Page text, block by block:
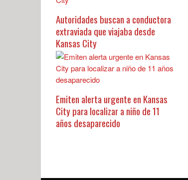
Autoridades buscan a conductora
extraviada que viajaba desde
Kansas City
Emiten alerta urgente en Kansas
City para localizar a niño de 11
años desaparecido